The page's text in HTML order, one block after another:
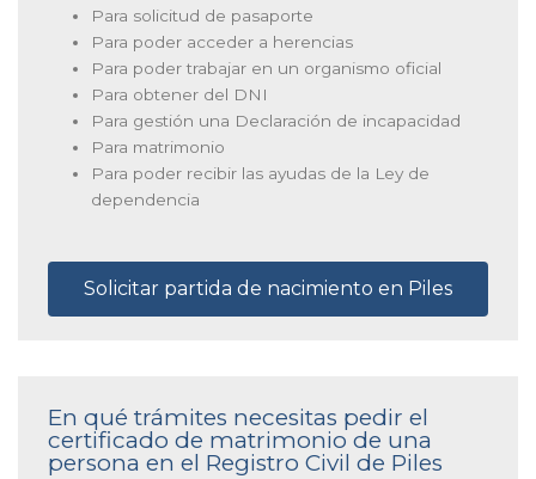
Para solicitud de pasaporte
Para poder acceder a herencias
Para poder trabajar en un organismo oficial
Para obtener del DNI
Para gestión una Declaración de incapacidad
Para matrimonio
Para poder recibir las ayudas de la Ley de
dependencia
Solicitar partida de nacimiento en Piles
En qué trámites necesitas pedir el
certificado de matrimonio de una
persona en el Registro Civil de Piles